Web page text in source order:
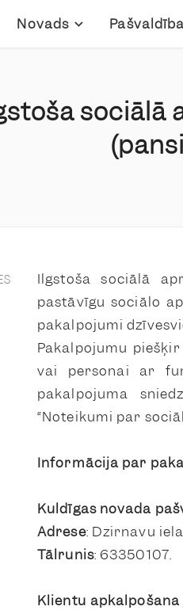
Novads Pašvaldība
sociālā
Ilgstoša sociālā
pastāvīgu sociālo
pakalpojumi
Pakalpojumu
vai personai ar
pakalpojuma
“Noteikumi par
Informācija par
Kuldīgas novada
Adrese: Dzirnavu
Tālrunis: 63350107.
Klientu